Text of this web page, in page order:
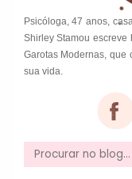
Psicóloga, 47 anos,
Shirley Stamou
Garotas Modernas, que
sua vida.